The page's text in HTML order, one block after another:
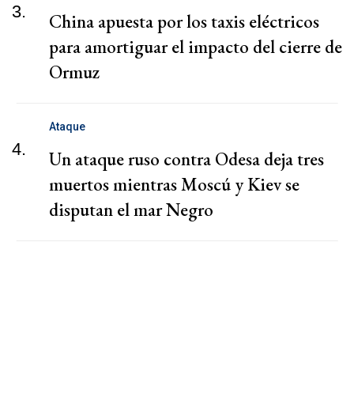
3.
China apuesta por los taxis eléctricos
para amortiguar el impacto del cierre de
Ormuz
4.
Ataque
Un ataque ruso contra Odesa deja tres
muertos mientras Moscú y Kiev se
disputan el mar Negro